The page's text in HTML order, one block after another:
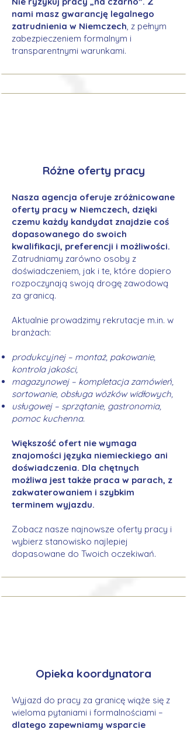
nami masz gwarancję legalnego
zatrudnienia w Niemczech, z pełnym
zabezpieczeniem formalnym i
transparentnymi warunkami.
Różne oferty pracy
Nasza agencja oferuje zróżnicowane
oferty pracy w Niemczech, dzięki
czemu każdy kandydat znajdzie coś
dopasowanego do swoich
kwalifikacji, preferencji i możliwości.
Zatrudniamy zarówno osoby z
doświadczeniem, jak i te, które dopiero
rozpoczynają swoją drogę zawodową
za granicą.
Aktualnie prowadzimy rekrutacje m.in. w
branżach:
produkcyjnej – montaż, pakowanie,
kontrola jakości,
magazynowej – kompletacja zamówień,
sortowanie, obsługa wózków widłowych,
usługowej – sprzątanie, gastronomia,
pomoc kuchenna.
Większość ofert nie wymaga
znajomości języka niemieckiego ani
doświadczenia. Dla chętnych
możliwa jest także praca w parach, z
zakwaterowaniem i szybkim
terminem wyjazdu.
Zobacz nasze najnowsze oferty pracy i
wybierz stanowisko najlepiej
dopasowane do Twoich oczekiwań.
Opieka koordynatora
Wyjazd do pracy za granicę wiąże się z
wieloma pytaniami i formalnościami –
dlatego zapewniamy wsparcie